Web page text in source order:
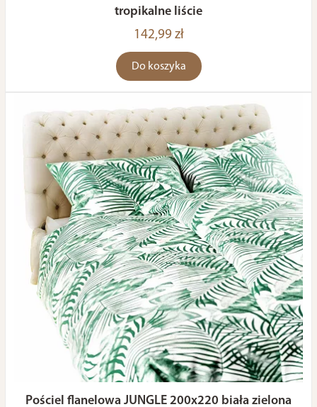
tropikalne liście
142,99 zł
Do koszyka
Pościel flanelowa JUNGLE 200x220 biała zielona